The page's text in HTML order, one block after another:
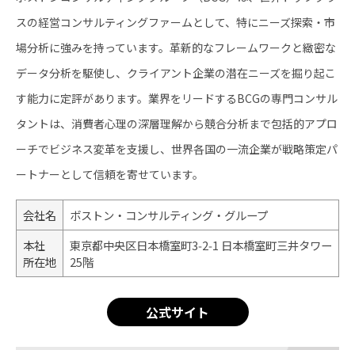
スの経営コンサルティングファームとして、特にニーズ探索・市
場分析に強みを持っています。革新的なフレームワークと緻密な
データ分析を駆使し、クライアント企業の潜在ニーズを掘り起こ
す能力に定評があります。業界をリードするBCGの専門コンサル
タントは、消費者心理の深層理解から競合分析まで包括的アプロ
ーチでビジネス変革を支援し、世界各国の一流企業が戦略策定パ
ートナーとして信頼を寄せています。
会社名
ボストン・コンサルティング・グループ
本社
所在地
東京都中央区日本橋室町3‑2‑1 日本橋室町三井タワー
25階
公式サイト